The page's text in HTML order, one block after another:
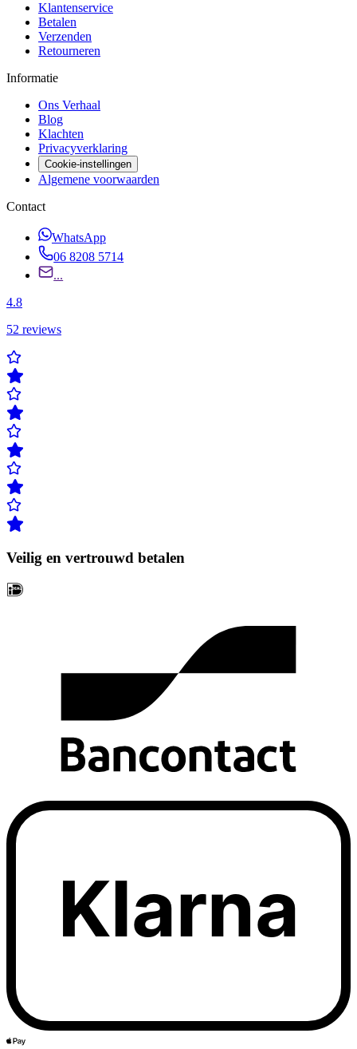
Klantenservice
Betalen
Verzenden
Retourneren
Informatie
Ons Verhaal
Blog
Klachten
Privacyverklaring
Cookie-instellingen
Algemene voorwaarden
Contact
WhatsApp
06 8208 5714
...
4.8
52 reviews
Veilig en vertrouwd betalen
Klarna